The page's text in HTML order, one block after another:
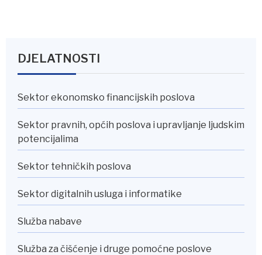
DJELATNOSTI
Sektor ekonomsko financijskih poslova
Sektor pravnih, općih poslova i upravljanje ljudskim
potencijalima
Sektor tehničkih poslova
Sektor digitalnih usluga i informatike
Služba nabave
Služba za čišćenje i druge pomoćne poslove